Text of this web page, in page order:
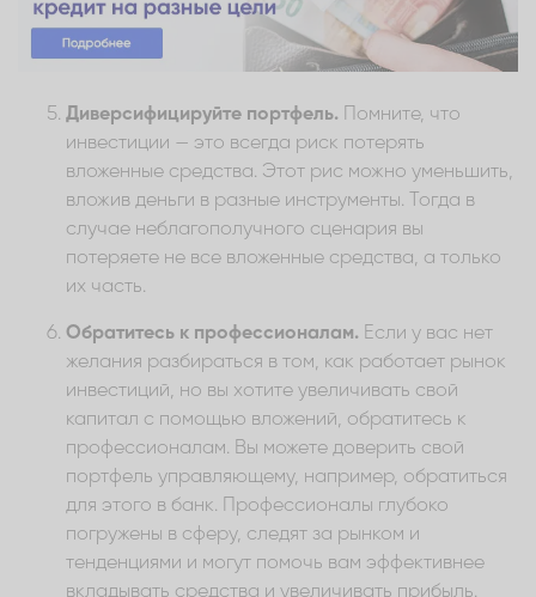
Диверсифицируйте портфель.
Помните, что
инвестиции — это всегда риск потерять
вложенные средства. Этот рис можно уменьшить,
вложив деньги в разные инструменты. Тогда в
случае неблагополучного сценария вы
потеряете не все вложенные средства, а только
их часть.
Обратитесь к профессионалам. Если у вас нет
желания разбираться в том, как работает рынок
инвестиций, но вы хотите увеличивать свой
капитал с помощью вложений, обратитесь к
профессионалам. Вы можете доверить свой
портфель управляющему, например, обратиться
для этого в банк. Профессионалы глубоко
погружены в сферу, следят за рынком и
тенденциями и могут помочь вам эффективнее
вкладывать средства и увеличивать прибыль.